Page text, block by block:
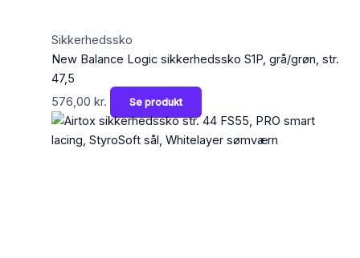
Sikkerhedssko
New Balance Logic sikkerhedssko S1P, grå/grøn, str.
47,5
576,00 kr. Se produkt